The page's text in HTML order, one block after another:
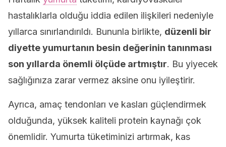
hastalıklarla olduğu iddia edilen ilişkileri nedeniyle
yıllarca sınırlandırıldı. Bununla birlikte, düzenli bir
diyette yumurtanın besin değerinin tanınması
son yıllarda önemli ölçüde artmıştır. Bu yiyecek
sağlığınıza zarar vermez aksine onu iyileştirir.
Ayrıca, amaç tendonları ve kasları güçlendirmek
olduğunda, yüksek kaliteli protein kaynağı çok
önemlidir. Yumurta tüketiminizi artırmak, kas